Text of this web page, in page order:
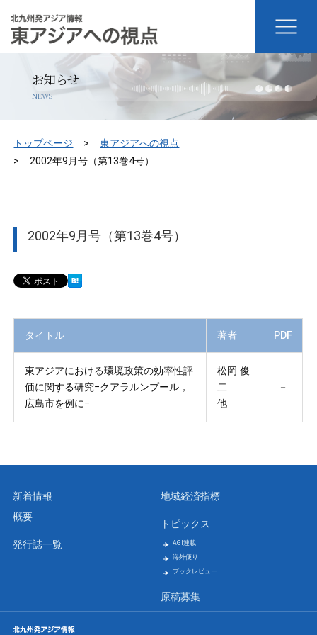
お知らせ
NEWS
トップページ
東アジアへの視点
2002年9月号（第13巻4号）
2002年9月号（第13巻4号）
タイトル 著者 PDF
東アジアにおける環境政策の効率性評
価に関する研究−クアラルンプール，
広島市を例に−
松岡 俊
二
他
－
新着情報
概要
発行誌一覧
地域経済指標
トピックス
AGI連載
海外便り
ブックレビュー
原稿募集